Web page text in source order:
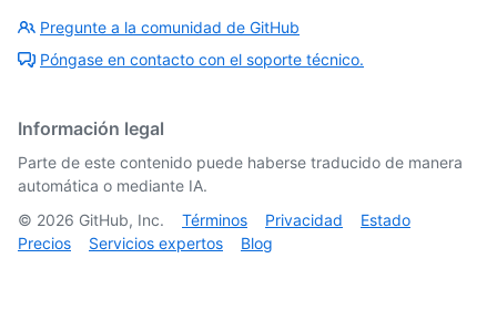
Pregunte a la comunidad de GitHub
Póngase en contacto con el soporte técnico.
Información legal
Parte de este contenido puede haberse traducido de manera
automática o mediante IA.
© 2026 GitHub, Inc. Términos Privacidad
Estado
Precios
Servicios expertos Blog